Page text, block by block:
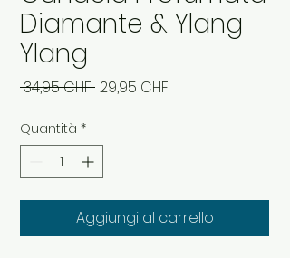
Diamante & Ylang
Ylang
34,95 CHF Prezzo
29,95 CHF
Quantità *
Aggiungi al carrello